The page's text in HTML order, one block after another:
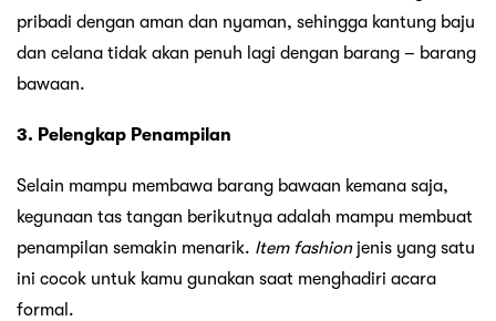
pribadi dengan aman dan nyaman, sehingga kantung baju
dan celana tidak akan penuh lagi dengan barang – barang
bawaan.
3. Pelengkap Penampilan
Selain mampu membawa barang bawaan kemana saja,
kegunaan tas tangan berikutnya adalah mampu membuat
penampilan semakin menarik. Item fashionjenis yang satu
ini cocok untuk kamu gunakan saat menghadiri acara
formal.